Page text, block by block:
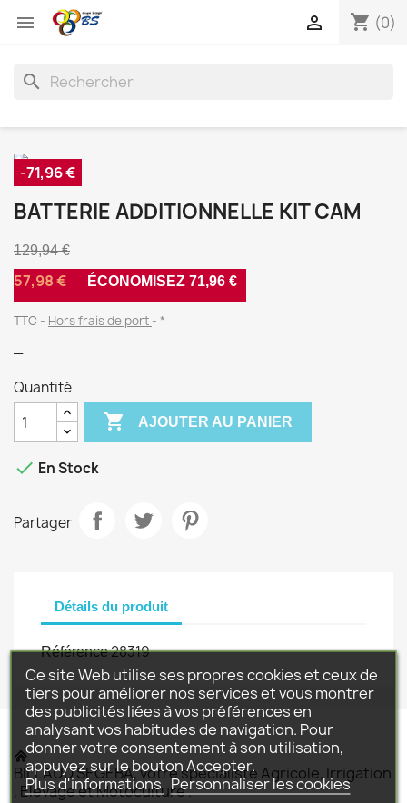
 shopping_cart (0)

search
-71,96 €
BATTERIE ADDITIONNELLE KIT CAM
129,94 €
57,98 € ÉCONOMISEZ 71,96 €
TTC Hors frais de port *
Quantité
 AJOUTER AU PANIER
 En Stock
Partager
Détails du produit
Référence28319
BILLAUD SEGEBA, votre spécialiste Agricole, Irrigation
, Elevage et Motoculture .
Ce site Web utilise ses propres cookies et ceux de
tiers pour améliorer nos services et vous montrer
des publicités liées à vos préférences en
analysant vos habitudes de navigation. Pour
donner votre consentement à son utilisation,
appuyez sur le bouton Accepter.
Plus d'informations Personnaliser les cookies